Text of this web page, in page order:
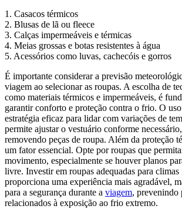
1. Casacos térmicos
2. Blusas de lã ou fleece
3. Calças impermeáveis e térmicas
4. Meias grossas e botas resistentes à água
5. Acessórios como luvas, cachecóis e gorros
É importante considerar a previsão
viagem ao selecionar as roupas. A escolha de
como materiais térmicos e impermeáveis, é
garantir conforto e proteção contra o frio. O uso
estratégia eficaz para lidar com variações de
permite ajustar o vestuário conforme
removendo peças de roupa. Além da proteção
um fator essencial. Opte por roupas que
movimento, especialmente se houver planos
livre. Investir em roupas adequadas para climas
proporciona uma experiência mais agradável,
para a segurança durante a viagem, prevenindo
relacionados à exposição ao frio extremo.